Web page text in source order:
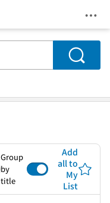
Search
Group
by
title
Add
all to
My
List